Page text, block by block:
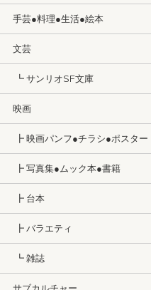
手芸●料理●生活●絵本
文芸
┗ サンリオSF文庫
映画
┣ 映画パンフ●チラシ●ポスター
┣ 写真集●ムック本●書籍
┣ 台本
┣ バラエティ
┗ 雑誌